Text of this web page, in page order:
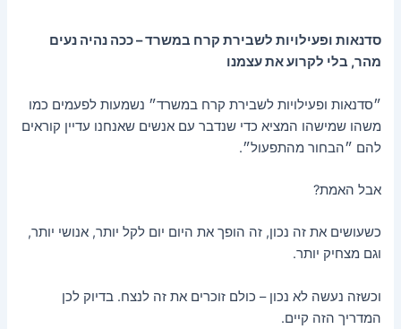
סדנאות ופעילויות לשבירת קרח במשרד – ככה נהיה נעים
מהר, בלי לקרוע את עצמנו
״סדנאות ופעילויות לשבירת קרח במשרד״ נשמעות לפעמים כמו
משהו שמישהו המציא כדי שנדבר עם אנשים שאנחנו עדיין קוראים
להם ״הבחור מהתפעול״.
אבל האמת?
כשעושים את זה נכון, זה הופך את היום יום לקל יותר, אנושי יותר,
וגם מצחיק יותר.
וכשזה נעשה לא נכון – כולם זוכרים את זה לנצח. בדיוק לכן
המדריך הזה קיים.